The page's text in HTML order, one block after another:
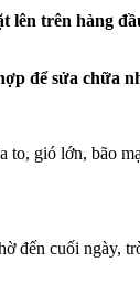
lên trên hàng
để sửa chữa
to, gió lớn, bão
đến cuối ngày,